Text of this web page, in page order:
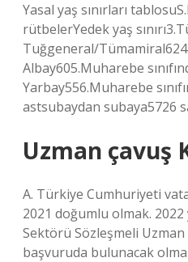
Yasal yaş sınırları
rütbelerYedek yaş
Tuğgeneral/
Albay605.Muharebe
Yarbay556.Muharebe
astsubaydan subaya5726
Uzman çavuş
A. Türkiye Cumhuriyeti
2021 doğumlu olmak. 2022
Sektörü Sözleşmeli
başvuruda bulunacak